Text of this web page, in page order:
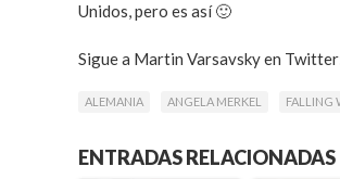
Unidos, pero es así 🙂
Sigue a Martin Varsavsky en
ALEMANIA ANGELA MERKEL FALLING
ENTRADAS RELACIONADAS